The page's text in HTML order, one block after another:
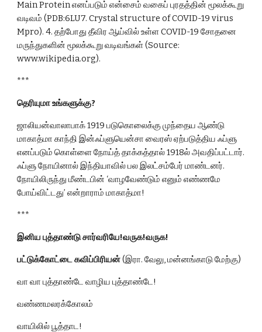
Main Protein எனப்படும் என்சைம் வகைப் புரதத்தின் மூலக்கூறு
வடிவம் (PDB:6LU7. Crystal structure of COVID-19 virus
Mpro). 4. தற்போது தீவிர ஆய்வில் உள்ள COVID-19 சோதனை
மருந்துகளின் மூலக்கூறு வடிவங்கள் (Source:
www.wikipedia.org).
***
தெரியுமா உங்களுக்கு?
ஜாலியன்வாலாபாக் 1919 படுகொலைக்கு முந்தைய ஆண்டு
மாகாத்மா காந்தி இன்ஃப்ளுயென்சா வைரஸ் ஏற்படுத்திய ஃப்ளு
எனப்படும் கொள்ளை நோய்த் தாக்கத்தால் 1918ல் அவதிப்பட்டார்.
ஃப்ளு நோயினால் இந்தியாவில் பல இலட்சம்பேர் மாண்டனர்.
நோயிலிருந்து மீண்டபின் ‘வாழவேண்டும் எனும் எண்ணமே
போய்விட்டது’ என்றாராம் மாகாத்மா!
***
இனிய புத்தாண்டு சார்வரியே!வருக!வருக!
பட்டுக்கோட்டை கவிப்பிரியன் (இரா. வேலு, மன்னங்காடு மேற்கு)
வா வா புத்தாண்டே வாழிய புத்தாண்டே!
வண்ணமலரக்கோலம்
வாயிலில் பூத்தாட!